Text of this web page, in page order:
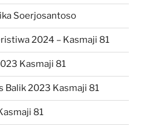
Soerjosantoso
2024 – Kasmaji 81
Kasmaji 81
Balik 2023 Kasmaji 81
81